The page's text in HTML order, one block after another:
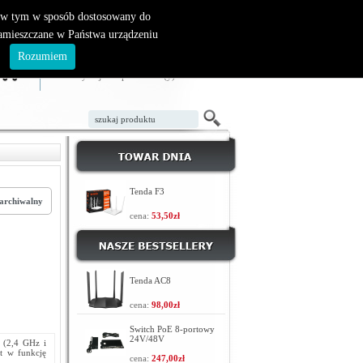
TWÓJ KOSZYK
W koszyku jest 0 produktów(y)
ZAŁÓŻ KONTO LOGOWANIE
(2,4 GHz i
w funkcję
Tenda F3
cena: 53,50zł
Tenda AC8
cena: 98,00zł
Switch PoE 8-portowy
24V/48V
cena: 247,00zł
tym w sposób dostosowany do
w Państwa urządzeniu
Rozumiem